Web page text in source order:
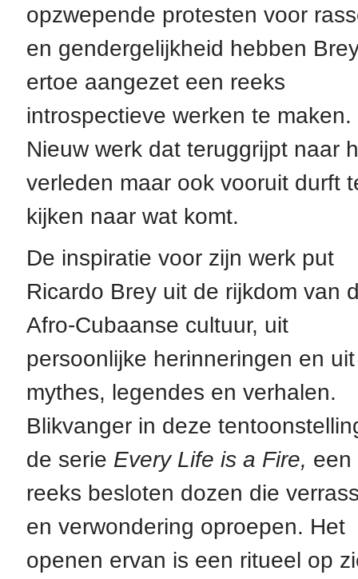
opzwepende protesten voor
en gendergelijkheid hebben
ertoe aangezet een reeks
introspectieve werken te maken.
Nieuw werk dat teruggrijpt naar
verleden maar ook vooruit durft
kijken naar wat komt.
De inspiratie voor zijn werk put
Ricardo Brey uit de rijkdom van
Afro-Cubaanse cultuur, uit
persoonlijke herinneringen en uit
mythes, legendes en verhalen.
Blikvanger in deze
de serie Every Life is a Fire, een
reeks besloten dozen die
en verwondering oproepen. Het
openen ervan is een ritueel op